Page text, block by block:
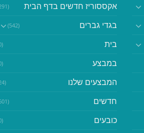
אקססוריז חדשים בדף הבית (291)
בגדי גברים (542)
בית (0)
במבצע (0)
המבצעים שלנו (24)
חדשים (601)
כובעים (0)